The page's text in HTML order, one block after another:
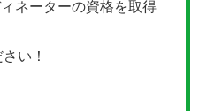
ネーターの資格を取得
い！